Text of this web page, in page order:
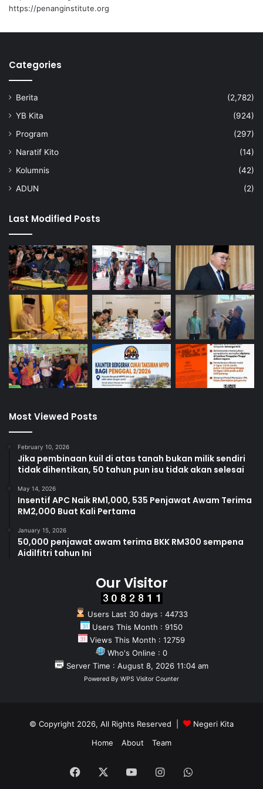
https://penanginstitute.org
Categories
Berita
(2,782)
YB Kita
(924)
Program
(297)
Naratif Kito
(14)
Kolumnis
(42)
ADUN
(2)
Last Modified Posts
Most Viewed Posts
February 10, 2026
Jika pembinaan kuil di atas tanah bukan milik sendiri
tidak dihentikan, 50 tahun pun isu tidak akan selesai
May 14, 2026
Insentif APC Naik RM1,000, 535 Penjawat Awam Terima
RM2,000 Buat Kali Pertama
January 15, 2026
50,000 penjawat awam terima BKK RM300 sempena
Aidilfitri tahun Ini
Our Visitor
Users Last 30 days : 44733
Users This Month : 9150
Views This Month : 12759
Who's Online : 0
Server Time : August 8, 2026 11:04 am
Powered By WPS Visitor Counter
© Copyright 2026, All Rights Reserved |
Negeri Kita
Home
About Team
Facebook YouTubeInstagramWhatsApp